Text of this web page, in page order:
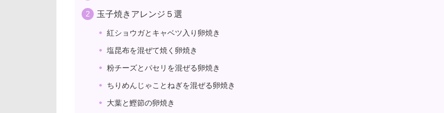
玉子焼きアレンジ５選
紅ショウガとキャベツ入り卵焼き
塩昆布を混ぜて焼く卵焼き
粉チーズとパセリを混ぜる卵焼き
ちりめんじゃことねぎを混ぜる卵焼き
大葉と鰹節の卵焼き